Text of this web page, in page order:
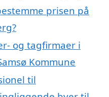
prisen på
og tagfirmaer i
Kommune
til